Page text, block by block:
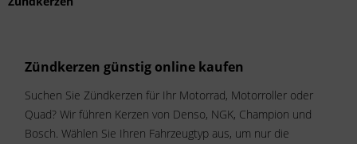
Zündkerzen günstig online kaufen
Suchen Sie Zündkerzen für Ihr Motorrad, Motorroller oder
Quad? Wir führen Kerzen von Denso, NGK, Champion und
Bosch. Wählen Sie Ihren Fahrzeugtyp aus, um nur die